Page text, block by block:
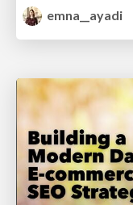
emna__ayadi